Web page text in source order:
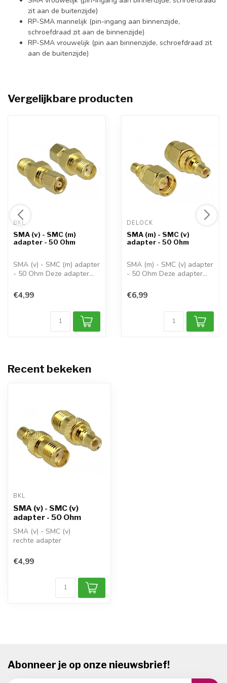
zit aan de buitenzijde)
RP-SMA mannelijk (pin-ingang aan binnenzijde,
schroefdraad zit aan de binnenzijde)
RP-SMA vrouwelijk (pin aan binnenzijde, schroefdraad zit
aan de buitenzijde)
Vergelijkbare producten
BKL
SMA (v) - SMC (m)
adapter - 50 Ohm
SMA (v) - SMC (m) adapter
- 50 Ohm Deze adapter
€4,99
DELOCK
SMA (m) - SMC (v)
adapter - 50 Ohm
SMA (m) - SMC (v) adapter
- 50 Ohm Deze adapter
€6,99
Recent bekeken
BKL
SMA (v) - SMC (v)
adapter - 50 Ohm
SMA (v) - SMC (v)
rechte adapter
1x adapter
conform: RoHS
€4,99
Abonneer je op onze nieuwsbrief!